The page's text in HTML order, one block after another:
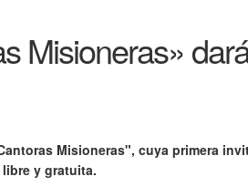
Misioneras»
Misioneras", cuya primera
y gratuita.